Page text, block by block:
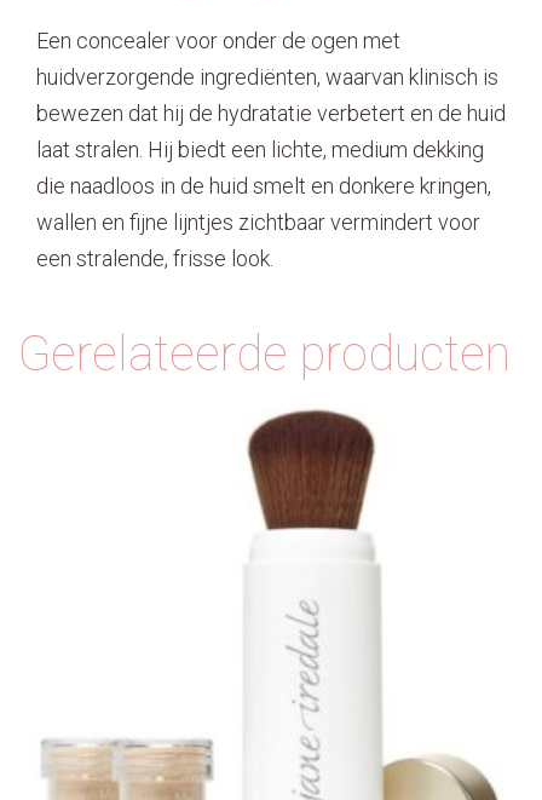
Een concealer voor onder de ogen met
huidverzorgende ingrediënten, waarvan klinisch is
bewezen dat hij de hydratatie verbetert en de huid
laat stralen. Hij biedt een lichte, medium dekking
die naadloos in de huid smelt en donkere kringen,
wallen en fijne lijntjes zichtbaar vermindert voor
een stralende, frisse look.
Gerelateerde producten